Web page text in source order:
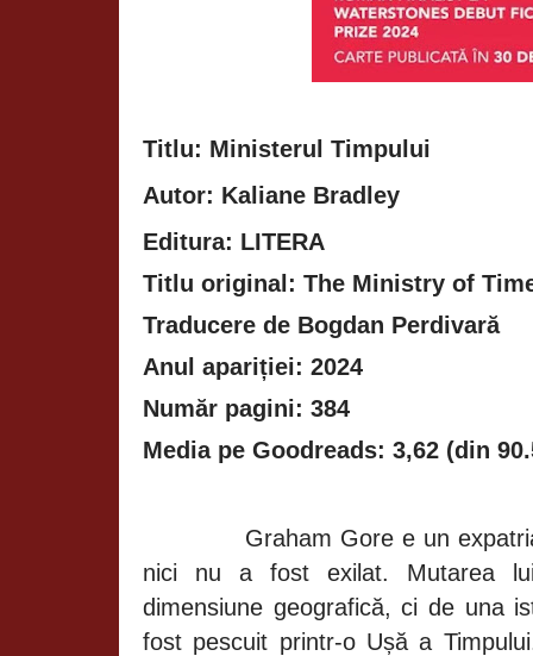
Titlu: Ministerul Timpului
Autor: Kaliane Bradley
Editura: LITERA
Titlu original: The Ministry of
Traducere de Bogdan Perdivară
Anul apariției: 2024
Număr pagini: 384
Media pe Goodreads: 3,62 (din
Graham Gore e un
nici nu a fost exilat. Mutarea
dimensiune geografică, ci de una
fost pescuit printr-o Ușă a